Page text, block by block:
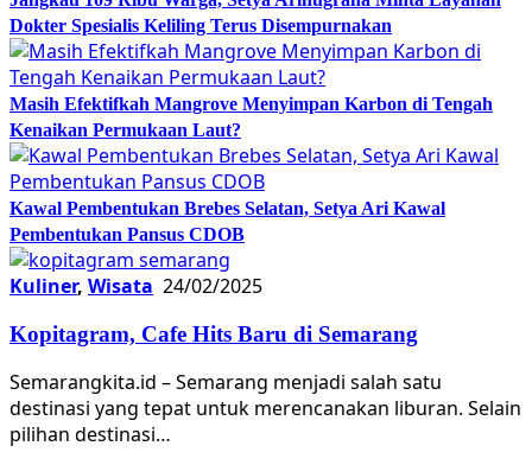
Dokter Spesialis Keliling Terus Disempurnakan
Masih Efektifkah Mangrove Menyimpan Karbon di Tengah
Kenaikan Permukaan Laut?
Kawal Pembentukan Brebes Selatan, Setya Ari Kawal
Pembentukan Pansus CDOB
Kuliner, Wisata 24/02/2025
Kopitagram, Cafe Hits Baru di Semarang
Semarangkita.id – Semarang menjadi salah satu
destinasi yang tepat untuk merencanakan liburan. Selain
pilihan destinasi…